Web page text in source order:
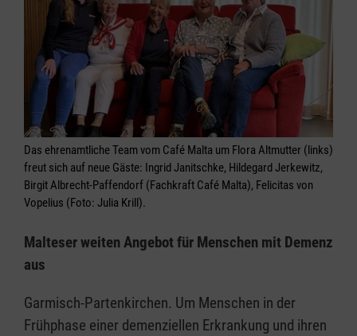
Das ehrenamtliche Team vom Café Malta um Flora Altmutter (links)
freut sich auf neue Gäste: Ingrid Janitschke, Hildegard Jerkewitz,
Birgit Albrecht-Paffendorf (Fachkraft Café Malta), Felicitas von
Vopelius (Foto: Julia Krill).
Malteser weiten Angebot für Menschen mit Demenz
aus
Garmisch-Partenkirchen. Um Menschen in der
Frühphase einer demenziellen Erkrankung und ihren